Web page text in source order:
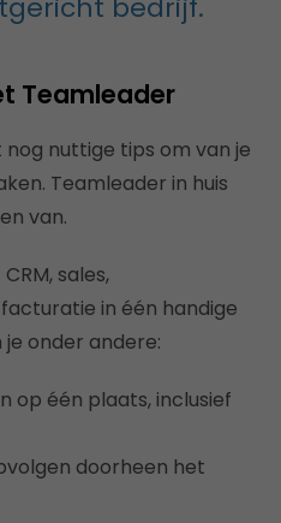
bedrijf.
Teamleader
nuttige tips om van je
Teamleader in huis
van.
sales,
in één handige
onder andere:
op één plaats, inclusief
doorheen het